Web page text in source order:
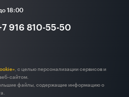
18:00
916 810-55-50
, с целью персонализации сервисов и
сайтом.
файлы, содержащие информацию о